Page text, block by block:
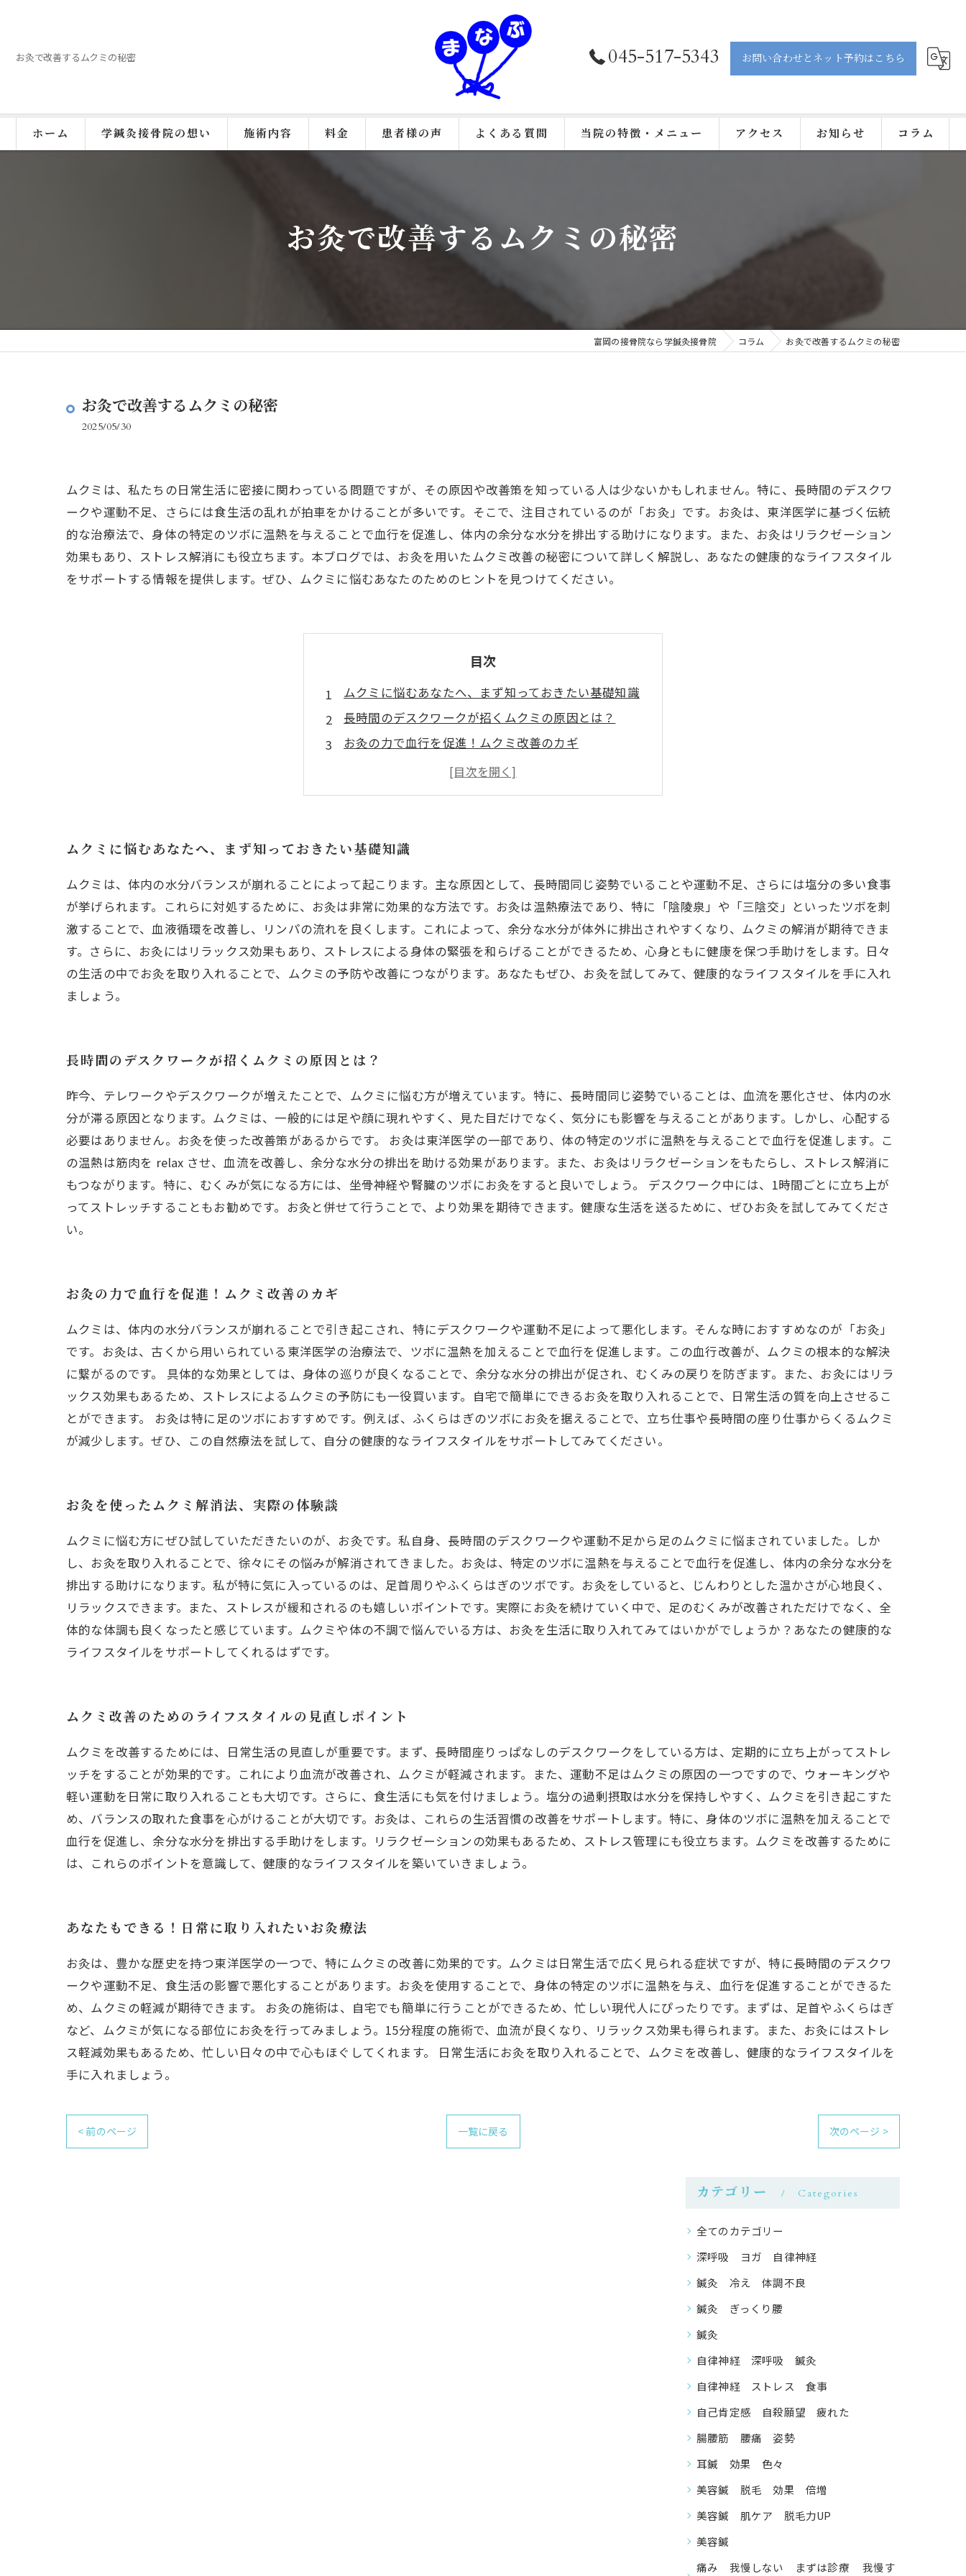
お灸で改善するムクミの秘密 045-517-5343 お問い合わせとネット予約はこちら
ホーム 学鍼灸接骨院の想い 施術内容 料金 患者様の声 よくある質問 当院の特徴・メニュー
美容鍼
肩こり
アクセス お知らせ コラム
お灸で改善するムクミの秘密
富岡の接骨院なら学鍼灸接骨院 コラム お灸で改善するムクミの秘密
お灸で改善するムクミの秘密
2025/05/30
ムクミは、私たちの日常生活に密接に関わっている問題ですが、その原因や改善策を知っている人は少ないかもしれません。特に、長時間のデスクワ
ークや運動不足、さらには食生活の乱れが拍車をかけることが多いです。そこで、注目されているのが「お灸」です。お灸は、東洋医学に基づく伝統
的な治療法で、身体の特定のツボに温熱を与えることで血行を促進し、体内の余分な水分を排出する助けになります。また、お灸はリラクゼーション
効果もあり、ストレス解消にも役立ちます。本ブログでは、お灸を用いたムクミ改善の秘密について詳しく解説し、あなたの健康的なライフスタイル
をサポートする情報を提供します。ぜひ、ムクミに悩むあなたのためのヒントを見つけてください。
目次
ムクミに悩むあなたへ、まず知っておきたい基礎知識
長時間のデスクワークが招くムクミの原因とは？
お灸の力で血行を促進！ムクミ改善のカギ
お灸を使ったムクミ解消法、実際の体験談
ムクミ改善のためのライフスタイルの見直しポイント
ムクミに悩むあなたへ、まず知っておきたい基礎知識
ムクミは、体内の水分バランスが崩れることによって起こります。主な原因として、長時間同じ姿勢でいることや運動不足、さらには塩分の多い食事
が挙げられます。これらに対処するために、お灸は非常に効果的な方法です。お灸は温熱療法であり、特に「陰陵泉」や「三陰交」といったツボを刺
激することで、血液循環を改善し、リンパの流れを良くします。これによって、余分な水分が体外に排出されやすくなり、ムクミの解消が期待できま
す。さらに、お灸にはリラックス効果もあり、ストレスによる身体の緊張を和らげることができるため、心身ともに健康を保つ手助けをします。日々
の生活の中でお灸を取り入れることで、ムクミの予防や改善につながります。あなたもぜひ、お灸を試してみて、健康的なライフスタイルを手に入れ
ましょう。
長時間のデスクワークが招くムクミの原因とは？
昨今、テレワークやデスクワークが増えたことで、ムクミに悩む方が増えています。特に、長時間同じ姿勢でいることは、血流を悪化させ、体内の水
分が滞る原因となります。ムクミは、一般的には足や顔に現れやすく、見た目だけでなく、気分にも影響を与えることがあります。しかし、心配する
必要はありません。お灸を使った改善策があるからです。 お灸は東洋医学の一部であり、体の特定のツボに温熱を与えることで血行を促進します。こ
の温熱は筋肉を relax させ、血流を改善し、余分な水分の排出を助ける効果があります。また、お灸はリラクゼーションをもたらし、ストレス解消に
もつながります。特に、むくみが気になる方には、坐骨神経や腎臓のツボにお灸をすると良いでしょう。 デスクワーク中には、1時間ごとに立ち上が
ってストレッチすることもお勧めです。お灸と併せて行うことで、より効果を期待できます。健康な生活を送るために、ぜひお灸を試してみてくださ
い。
お灸の力で血行を促進！ムクミ改善のカギ
ムクミは、体内の水分バランスが崩れることで引き起こされ、特にデスクワークや運動不足によって悪化します。そんな時におすすめなのが「お灸」
です。お灸は、古くから用いられている東洋医学の治療法で、ツボに温熱を加えることで血行を促進します。この血行改善が、ムクミの根本的な解決
に繋がるのです。 具体的な効果としては、身体の巡りが良くなることで、余分な水分の排出が促され、むくみの戻りを防ぎます。また、お灸にはリラ
ックス効果もあるため、ストレスによるムクミの予防にも一役買います。自宅で簡単にできるお灸を取り入れることで、日常生活の質を向上させるこ
とができます。 お灸は特に足のツボにおすすめです。例えば、ふくらはぎのツボにお灸を据えることで、立ち仕事や長時間の座り仕事からくるムクミ
が減少します。ぜひ、この自然療法を試して、自分の健康的なライフスタイルをサポートしてみてください。
お灸を使ったムクミ解消法、実際の体験談
ムクミに悩む方にぜひ試していただきたいのが、お灸です。私自身、長時間のデスクワークや運動不足から足のムクミに悩まされていました。しか
し、お灸を取り入れることで、徐々にその悩みが解消されてきました。お灸は、特定のツボに温熱を与えることで血行を促進し、体内の余分な水分を
排出する助けになります。私が特に気に入っているのは、足首周りやふくらはぎのツボです。お灸をしていると、じんわりとした温かさが心地良く、
リラックスできます。また、ストレスが緩和されるのも嬉しいポイントです。実際にお灸を続けていく中で、足のむくみが改善されただけでなく、全
体的な体調も良くなったと感じています。ムクミや体の不調で悩んでいる方は、お灸を生活に取り入れてみてはいかがでしょうか？あなたの健康的な
ライフスタイルをサポートしてくれるはずです。
ムクミ改善のためのライフスタイルの見直しポイント
ムクミを改善するためには、日常生活の見直しが重要です。まず、長時間座りっぱなしのデスクワークをしている方は、定期的に立ち上がってストレ
ッチをすることが効果的です。これにより血流が改善され、ムクミが軽減されます。また、運動不足はムクミの原因の一つですので、ウォーキングや
軽い運動を日常に取り入れることも大切です。さらに、食生活にも気を付けましょう。塩分の過剰摂取は水分を保持しやすく、ムクミを引き起こすた
め、バランスの取れた食事を心がけることが大切です。お灸は、これらの生活習慣の改善をサポートします。特に、身体のツボに温熱を加えることで
血行を促進し、余分な水分を排出する手助けをします。リラクゼーションの効果もあるため、ストレス管理にも役立ちます。ムクミを改善するために
は、これらのポイントを意識して、健康的なライフスタイルを築いていきましょう。
あなたもできる！日常に取り入れたいお灸療法
お灸は、豊かな歴史を持つ東洋医学の一つで、特にムクミの改善に効果的です。ムクミは日常生活で広く見られる症状ですが、特に長時間のデスクワ
ークや運動不足、食生活の影響で悪化することがあります。お灸を使用することで、身体の特定のツボに温熱を与え、血行を促進することができるた
め、ムクミの軽減が期待できます。 お灸の施術は、自宅でも簡単に行うことができるため、忙しい現代人にぴったりです。まずは、足首やふくらはぎ
など、ムクミが気になる部位にお灸を行ってみましょう。15分程度の施術で、血流が良くなり、リラックス効果も得られます。また、お灸にはストレ
ス軽減効果もあるため、忙しい日々の中で心もほぐしてくれます。 日常生活にお灸を取り入れることで、ムクミを改善し、健康的なライフスタイルを
手に入れましょう。
< 前のページ 一覧に戻る 次のページ >
カテゴリー Categories
全てのカテゴリー
深呼吸 ヨガ 自律神経
鍼灸 冷え 体調不良
鍼灸 ぎっくり腰
鍼灸
自律神経 深呼吸 鍼灸
自律神経 ストレス 食事
自己肯定感 自殺願望 疲れた
腸腰筋 腰痛 姿勢
耳鍼 効果 色々
美容鍼 脱毛 効果 倍増
美容鍼 肌ケア 脱毛力UP
美容鍼
痛み 我慢しない まずは診療 我慢す